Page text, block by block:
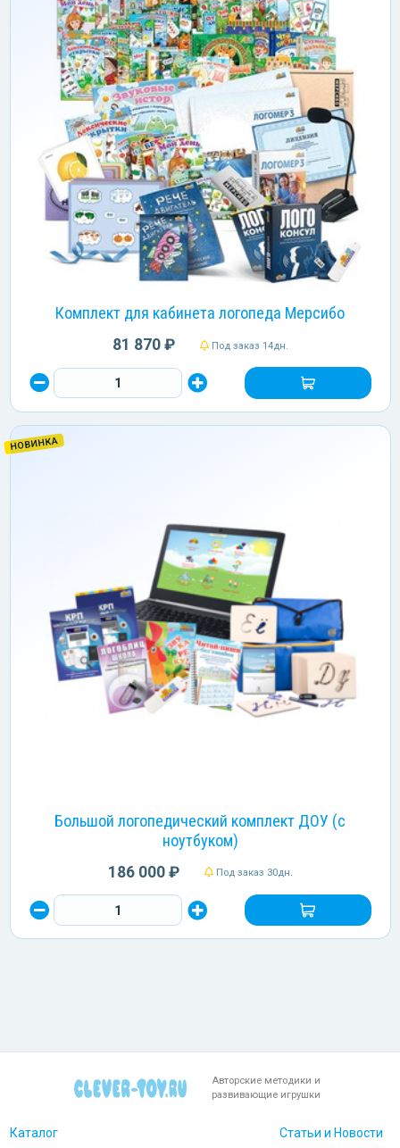
Комплект для кабинета логопеда Мерсибо
81 870 ₽ Под заказ 14дн.
НОВИНКА
Большой логопедический комплект ДОУ (c
ноутбуком)
186 000 ₽ Под заказ 30дн.
Авторские методики и
развивающие игрушки
Каталог Статьи и Новости